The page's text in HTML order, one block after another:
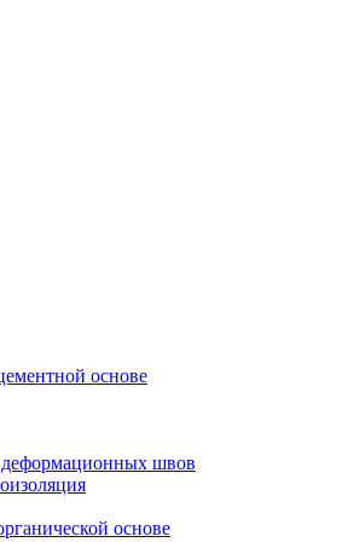
основе
швов
основе